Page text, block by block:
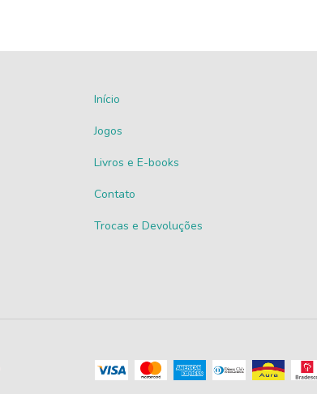
Início
Jogos
Livros e E-books
Contato
Trocas e Devoluções